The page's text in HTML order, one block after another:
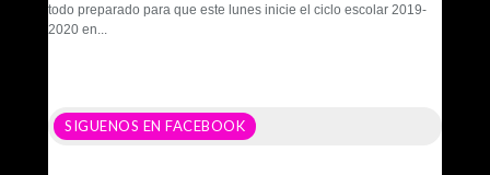
todo preparado para que este lunes inicie el ciclo escolar 2019-
2020 en...
SIGUENOS EN FACEBOOK